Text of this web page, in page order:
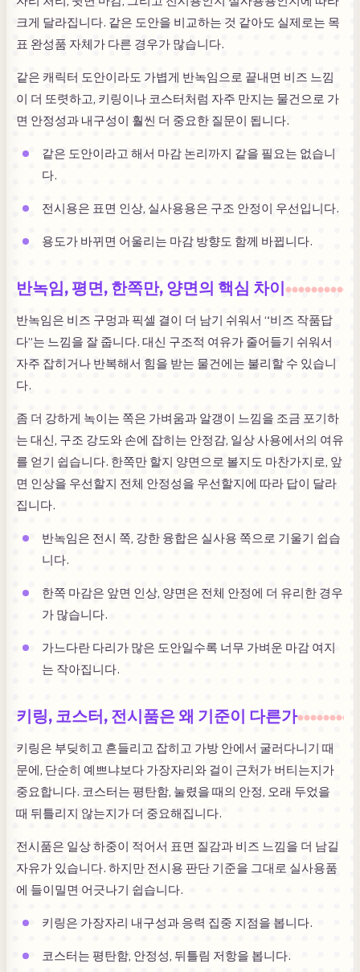
크게 달라집니다. 같은 도안을 비교하는 것 같아도 실제로는 목
표 완성품 자체가 다른 경우가 많습니다.
같은 캐릭터 도안이라도 가볍게 반녹임으로 끝내면 비즈 느낌
이 더 또렷하고, 키링이나 코스터처럼 자주 만지는 물건으로 가
면 안정성과 내구성이 훨씬 더 중요한 질문이 됩니다.
같은 도안이라고 해서 마감 논리까지 같을 필요는 없습니
다.
전시용은 표면 인상, 실사용용은 구조 안정이 우선입니다.
용도가 바뀌면 어울리는 마감 방향도 함께 바뀝니다.
반녹임, 평면, 한쪽만, 양면의 핵심 차이
반녹임은 비즈 구멍과 픽셀 결이 더 남기 쉬워서 “비즈 작품답
다”는 느낌을 잘 줍니다. 대신 구조적 여유가 줄어들기 쉬워서
자주 잡히거나 반복해서 힘을 받는 물건에는 불리할 수 있습니
다.
좀 더 강하게 녹이는 쪽은 가벼움과 알갱이 느낌을 조금 포기하
는 대신, 구조 강도와 손에 잡히는 안정감, 일상 사용에서의 여유
를 얻기 쉽습니다. 한쪽만 할지 양면으로 볼지도 마찬가지로, 앞
면 인상을 우선할지 전체 안정성을 우선할지에 따라 답이 달라
집니다.
반녹임은 전시 쪽, 강한 융합은 실사용 쪽으로 기울기 쉽습
니다.
한쪽 마감은 앞면 인상, 양면은 전체 안정에 더 유리한 경우
가 많습니다.
가느다란 다리가 많은 도안일수록 너무 가벼운 마감 여지
는 작아집니다.
키링, 코스터, 전시품은 왜 기준이 다른가
키링은 부딪히고 흔들리고 잡히고 가방 안에서 굴러다니기 때
문에, 단순히 예쁘냐보다 가장자리와 걸이 근처가 버티는지가
중요합니다. 코스터는 평탄함, 눌렸을 때의 안정, 오래 두었을
때 뒤틀리지 않는지가 더 중요해집니다.
전시품은 일상 하중이 적어서 표면 질감과 비즈 느낌을 더 남길
자유가 있습니다. 하지만 전시용 판단 기준을 그대로 실사용품
에 들이밀면 어긋나기 쉽습니다.
키링은 가장자리 내구성과 응력 집중 지점을 봅니다.
코스터는 평탄함, 안정성, 뒤틀림 저항을 봅니다.